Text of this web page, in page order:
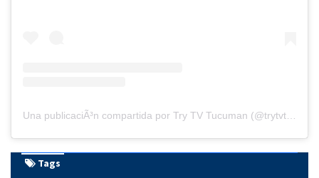
Una publicaciÃ³n compartida por Try TV Tucuman (@trytvtucuman)
Tags